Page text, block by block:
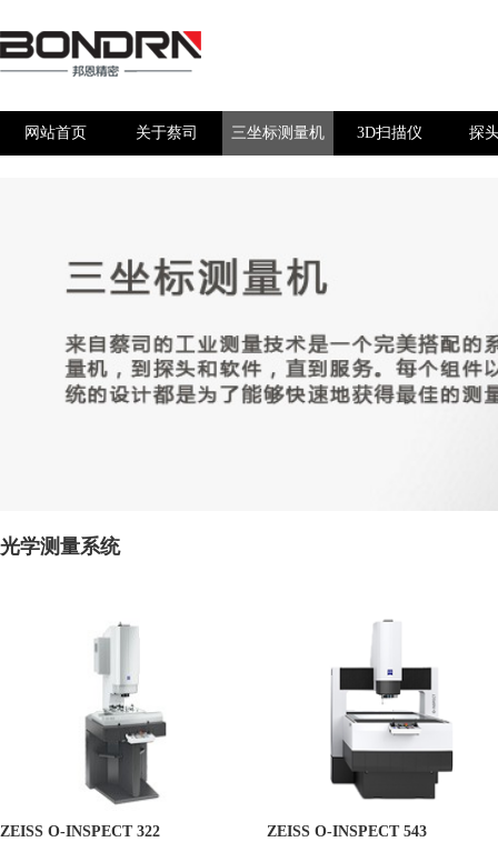
网站首页 关于蔡司 三坐标测量机 3D扫描仪 探
光学测量系统
ZEISS O-INSPECT 322 ZEISS O-INSPECT 543